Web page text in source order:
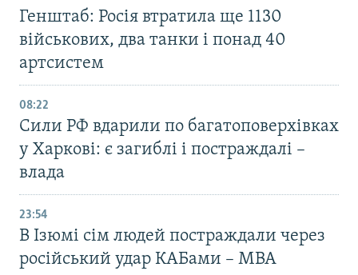
Генштаб: Росія втратила ще 1130
військових, два танки і понад 40
артсистем
08:22
Сили РФ вдарили по багатоповерхівках
у Харкові: є загиблі і постраждалі –
влада
23:54
В Ізюмі сім людей постраждали через
російський удар КАБами – МВА